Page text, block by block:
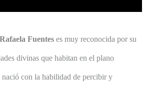
Rafaela Fuentes es muy reconocida por su
divinas que habitan en el plano
nació con la habilidad de percibir y